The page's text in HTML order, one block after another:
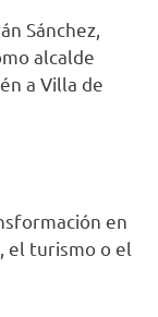
Sánchez,
alcalde
a Villa de
en
el turismo o el